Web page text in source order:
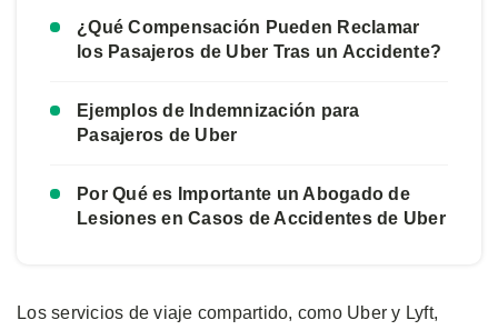
¿Qué Compensación Pueden Reclamar
los Pasajeros de Uber Tras un Accidente?
Ejemplos de Indemnización para
Pasajeros de Uber
Por Qué es Importante un Abogado de
Lesiones en Casos de Accidentes de Uber
Los servicios de viaje compartido, como Uber y Lyft,